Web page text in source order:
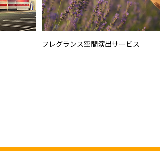
フレグランス空間演出サービス